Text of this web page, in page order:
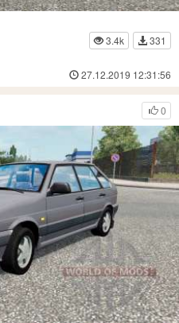
3.4k
331
27.12.2019 12:31:56
0